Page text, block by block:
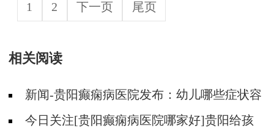
1 2 下一页 尾页
相关阅读
新闻-贵阳癫痫病医院发布：幼儿哪些症状容
易被误认为是癫痫？
今日关注[贵阳癫痫病医院哪家好]贵阳给孩